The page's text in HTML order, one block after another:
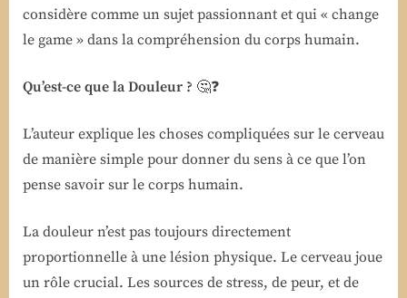
considère comme un sujet passionnant et qui « change
le game » dans la compréhension du corps humain.
Qu’est-ce que la Douleur ? 🤔❓
L’auteur explique les choses compliquées sur le cerveau
de manière simple pour donner du sens à ce que l’on
pense savoir sur le corps humain.
La douleur n’est pas toujours directement
proportionnelle à une lésion physique. Le cerveau joue
un rôle crucial. Les sources de stress, de peur, et de